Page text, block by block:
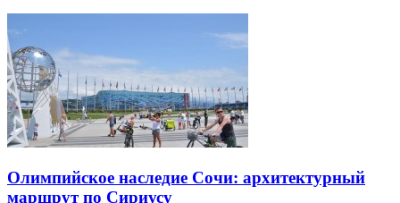
Олимпийское наследие Сочи: архитектурный
маршрут по Сириусу